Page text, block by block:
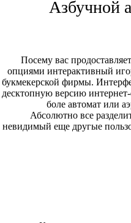
Азбучной
Посему вас
опциями интерактивный
букмекерской фирмы.
десктопную версию
боле автомат или
Абсолютно все
невидимый еще другые